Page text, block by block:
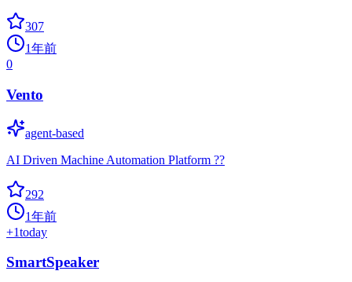
307
1年前
0
Vento
agent-based
AI Driven Machine Automation Platform ??
292
1年前
+1today
SmartSpeaker